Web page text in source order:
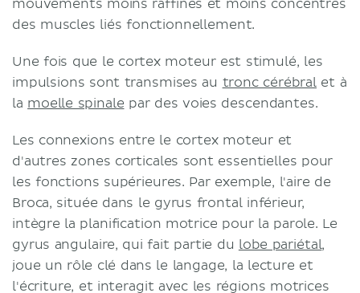
mouvements moins raffinés et moins concentrés
des muscles liés fonctionnellement.
Une fois que le cortex moteur est stimulé, les
impulsions sont transmises au tronc cérébralet à
la moelle spinale par des voies descendantes.
Les connexions entre le cortex moteur et
d'autres zones corticales sont essentielles pour
les fonctions supérieures. Par exemple, l'aire de
Broca, située dans le gyrus frontal inférieur,
intègre la planification motrice pour la parole. Le
gyrus angulaire, qui fait partie du lobe pariétal,
joue un rôle clé dans le langage, la lecture et
l'écriture, et interagit avec les régions motrices